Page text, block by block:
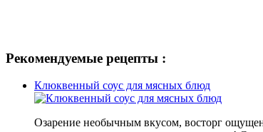
Рекомендуемые рецепты :
Клюквенный соус для мясных блюд
Озарение необычным вкусом, восторг